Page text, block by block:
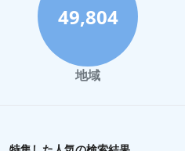
釧路市でのホテル
成田市でのホテル
九州でのホテル
鬼怒川温泉でのホテル
49,804
地域